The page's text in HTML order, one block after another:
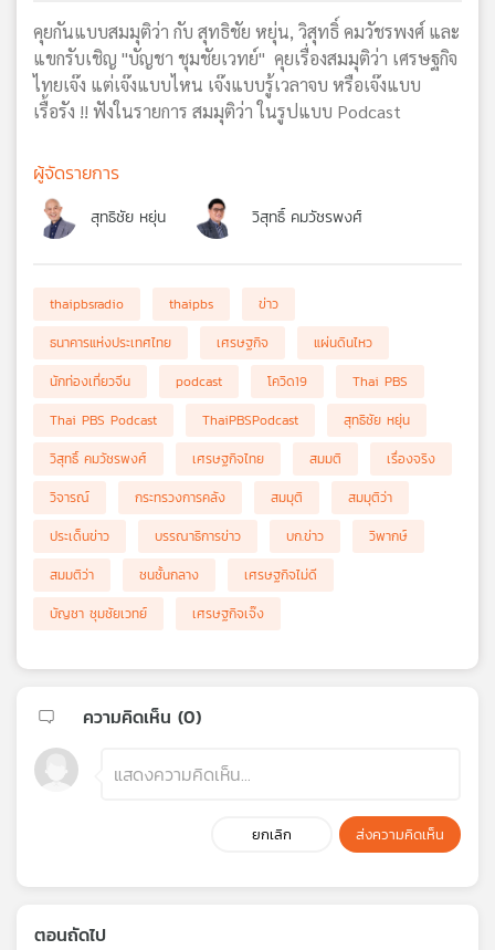
คุยกันแบบสมมุติว่า กับ สุทธิชัย หยุ่น, วิสุทธิ์ คมวัชรพงศ์ และ
แขกรับเชิญ "บัญชา ชุมชัยเวทย์" คุยเรื่องสมมุติว่า เศรษฐกิจ
ไทยเจ๊ง แต่เจ๊งแบบไหน เจ๊งแบบรู้เวลาจบ หรือเจ๊งแบบ
เรื้อรัง !! ฟังในรายการ สมมุติว่า ในรูปแบบ Podcast
ผู้จัดรายการ
สุทธิชัย หยุ่น วิสุทธิ์ คมวัชรพงศ์
thaipbsradio thaipbs
ข่าว
ธนาคารแห่งประเทศไทย
เศรษฐกิจ
แผ่นดินไหว
นักท่องเที่ยวจีน
podcast โควิด19
Thai PBS
Thai PBS Podcast
ThaiPBSPodcast
สุทธิชัย หยุ่น
วิสุทธิ์ คมวัชรพงศ์
เศรษฐกิจไทย สมมติ
เรื่องจริง
วิจารณ์
กระทรวงการคลัง สมมุติ
สมมุติว่า
ประเด็นข่าว
บรรณาธิการข่าว บก.ข่าว
วิพากษ์
สมมติว่า
ชนชั้นกลาง
เศรษฐกิจไม่ดี
บัญชา ชุมชัยเวทย์
เศรษฐกิจเจ๊ง
ความคิดเห็น (0)
ยกเลิก ส่งความคิดเห็น
ตอนถัดไป